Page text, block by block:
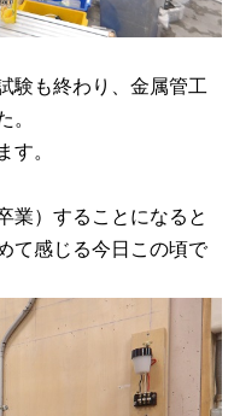
験も終わり、金属管工
。
す。
業）することになると
て感じる今日この頃で